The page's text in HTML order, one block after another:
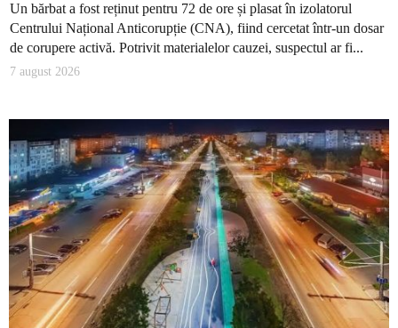
Un bărbat a fost reținut pentru 72 de ore și plasat în izolatorul
Centrului Național Anticorupție (CNA), fiind cercetat într-un dosar
de corupere activă. Potrivit materialelor cauzei, suspectul ar fi...
7 august 2026